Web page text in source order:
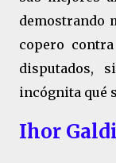
demostrando
copero
disputados,
incógnita qué
Ihor